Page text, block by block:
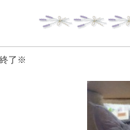
了※